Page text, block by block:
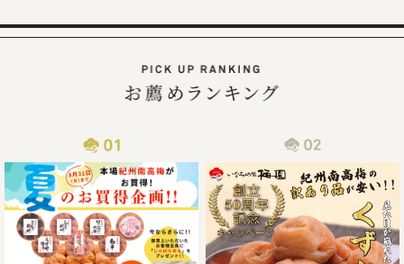
津波の影響で、物流がストップしてしまい、納期通りに商品
をお届けすることが現状困難となってしまっております。
2025/06/14
梅の大凶作にも負けず紀州南高梅の「夏のお買い得企画」開
催!!
この度、ご家庭用梅干1kg×2個セットが大変お得にお買い求